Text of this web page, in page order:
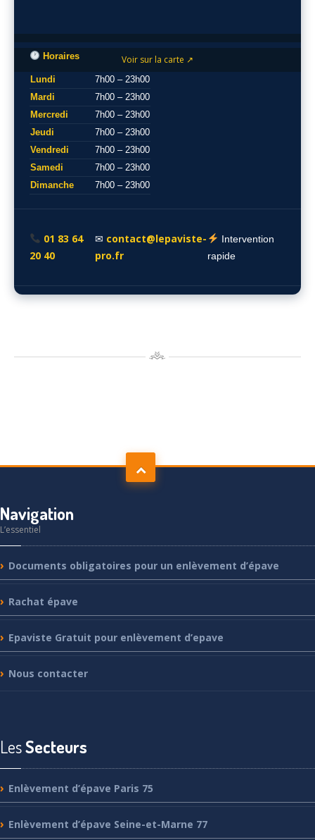
Voir sur la carte ↗
Horaires
Lundi
7h00 – 23h00
Mardi
7h00 – 23h00
Mercredi
7h00 – 23h00
Jeudi
7h00 – 23h00
Vendredi
7h00 – 23h00
Samedi
7h00 – 23h00
Dimanche
7h00 – 23h00
01 83 64
20 40
✉ contact@lepaviste-
pro.fr
Intervention
rapide
Navigation
L’essentiel
Documents obligatoires pour un enlèvement d’épave
Rachat épave
Epaviste Gratuit pour enlèvement d’epave
Nous contacter
LesSecteurs
Enlèvement d’épave Paris 75
Enlèvement d’épave Seine-et-Marne 77